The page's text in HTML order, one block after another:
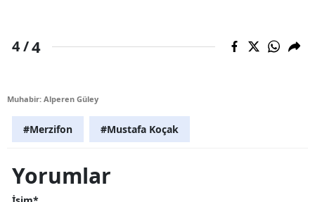
4 /4
Muhabir: Alperen Güley
#Merzifon #Mustafa Koçak
Yorumlar